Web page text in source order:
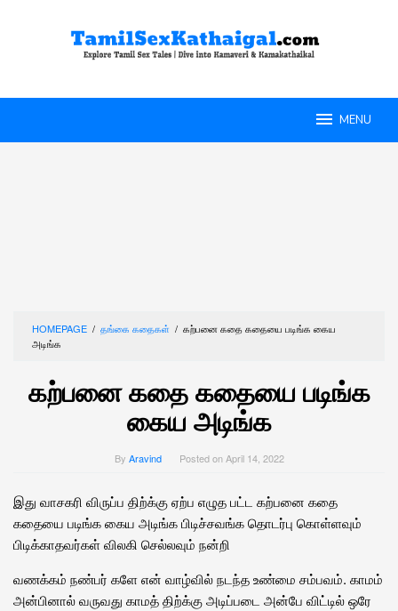
MENU
HOMEPAGE / தங்கை கதைகள் / கற்பனை கதை கதையை படிங்க கைய
அடிங்க
கற்பனை கதை கதையை படிங்க
கைய அடிங்க
By Aravind Posted on April 14, 2022
இது வாசகரி விருப்ப திற்க்கு ஏற்ப எழுத பட்ட கற்பனை கதை
கதையை படிங்க கைய அடிங்க பிடிச்சவங்க தொடர்பு கொள்ளவும்
பிடிக்காதவர்கள் விலகி செல்லவும் நன்றி
வணக்கம் நண்பர் களே என் வாழ்வில் நடந்த உண்மை சம்பவம். காமம்
அன்பினால் வருவது காமத் திற்க்கு அடிப்படை அன்பே விட்டில் ஒரே